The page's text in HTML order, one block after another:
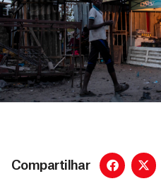
Compartilhar